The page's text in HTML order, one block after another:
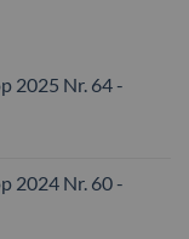
2025 Nr. 64 -
2024 Nr. 60 -